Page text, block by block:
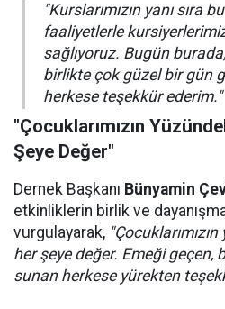
"Kurslarımızın yanı sıra
faaliyetlerle
sağlıyoruz. Bugün
birlikte çok güzel bir gün
herkese teşekkür ederim."
"Çocuklarımızın
Şeye Değer"
Dernek Başkanı Bünyamin
etkinliklerin birlik ve
vurgulayarak,
her şeye değer. Emeği geçen,
sunan herkese yürekten